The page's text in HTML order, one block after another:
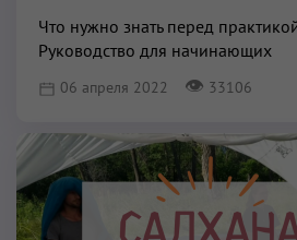
Что нужно знать перед
Руководство для начинающих
06 апреля 2022 👁 33106